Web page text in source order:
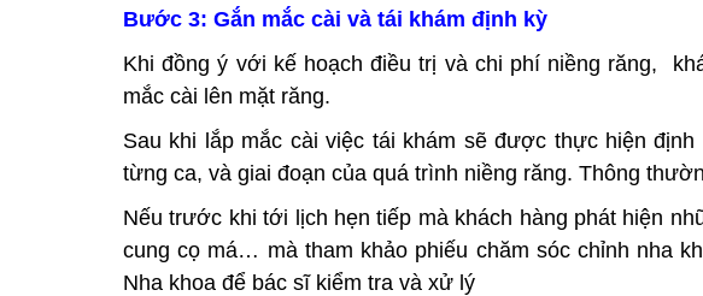
Bước 3: Gắn mắc cài và tái khám định kỳ
Khi đồng ý với kế hoạch điều trị và chi phí niềng răng,
mắc cài lên mặt răng.
Sau khi lắp mắc cài việc tái khám sẽ được thực hiện
từng ca, và giai đoạn của quá trình niềng răng. Thông
Nếu trước khi tới lịch hẹn tiếp mà khách hàng phát hiện
cung cọ má… mà tham khảo phiếu chăm sóc chỉnh nha
Nha khoa để bác sĩ kiểm tra và xử lý